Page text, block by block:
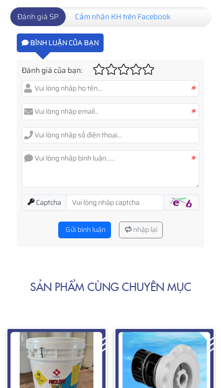
Đánh giá SP Cảm nhận KH trên Facebook
BÌNH LUẬN CỦA BẠN
Đánh giá của bạn:
*
*
*
Captcha
Gửi bình luận nhập lại
SẢN PHẨM CÙNG CHUYÊN MỤC